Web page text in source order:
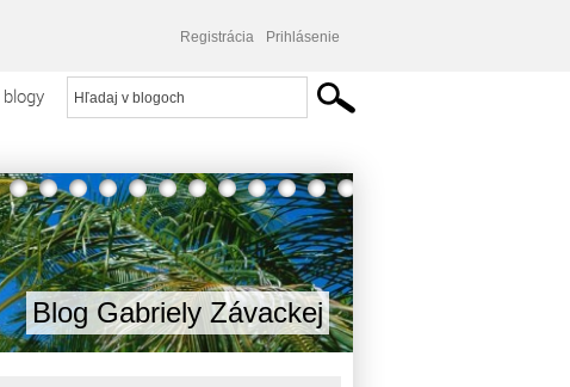
Registrácia Prihlásenie
Blog Gabriely Závackej